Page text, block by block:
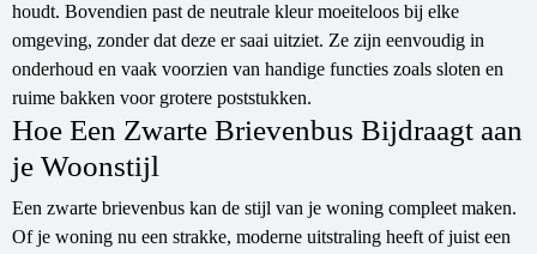
houdt. Bovendien past de neutrale kleur moeiteloos bij elke
omgeving, zonder dat deze er saai uitziet. Ze zijn eenvoudig in
onderhoud en vaak voorzien van handige functies zoals sloten en
ruime bakken voor grotere poststukken.
Hoe Een Zwarte Brievenbus Bijdraagt aan
je Woonstijl
Een zwarte brievenbus kan de stijl van je woning compleet maken.
Of je woning nu een strakke, moderne uitstraling heeft of juist een